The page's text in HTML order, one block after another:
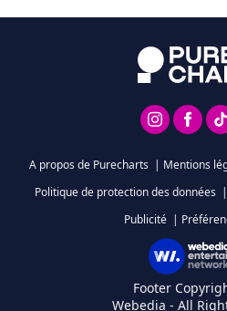
A propos de Purecharts | Mentions
Politique de protection des données |
Publicité |
Footer
Webedia - All